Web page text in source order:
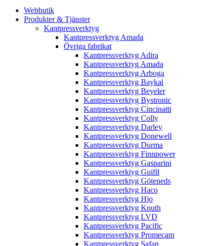
Webbutik
Produkter & Tjänster
Kantpressverktyg
Kantpressverktyg Amada
Övriga fabrikat
Kantpressverktyg Adira
Kantpressverktyg Amada
Kantpressverktyg Arboga
Kantpressverktyg Baykal
Kantpressverktyg Beyeler
Kantpressverktyg Bystronic
Kantpressverktyg Cincinatti
Kantpressverktyg Colly
Kantpressverktyg Darley
Kantpressverktyg Donewell
Kantpressverktyg Durma
Kantpressverktyg Finnpower
Kantpressverktyg Gasparini
Kantpressverktyg Guifil
Kantpressverktyg Göteneds
Kantpressverktyg Haco
Kantpressverktyg Hjo
Kantpressverktyg Knuth
Kantpressverktyg LVD
Kantpressverktyg Pacific
Kantpressverktyg Promecam
Kantpressverktyg Safan